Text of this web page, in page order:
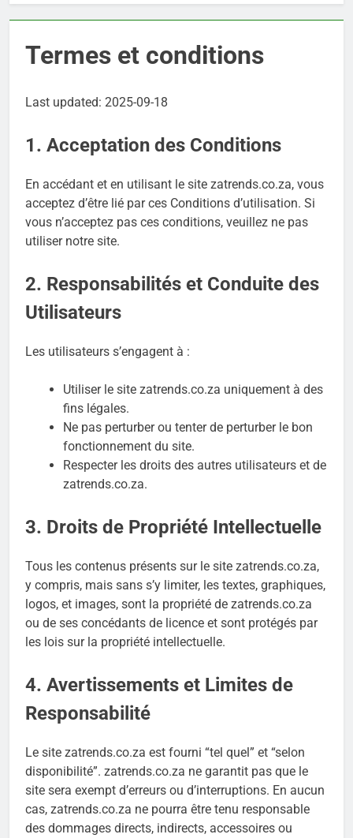
Termes et conditions
Last updated: 2025-09-18
1. Acceptation des Conditions
En accédant et en utilisant le site zatrends.co.za, vous
acceptez d’être lié par ces Conditions d’utilisation. Si
vous n’acceptez pas ces conditions, veuillez ne pas
utiliser notre site.
2. Responsabilités et Conduite des
Utilisateurs
Les utilisateurs s’engagent à :
Utiliser le site zatrends.co.za uniquement à des
fins légales.
Ne pas perturber ou tenter de perturber le bon
fonctionnement du site.
Respecter les droits des autres utilisateurs et de
zatrends.co.za.
3. Droits de Propriété Intellectuelle
Tous les contenus présents sur le site zatrends.co.za,
y compris, mais sans s’y limiter, les textes, graphiques,
logos, et images, sont la propriété de zatrends.co.za
ou de ses concédants de licence et sont protégés par
les lois sur la propriété intellectuelle.
4. Avertissements et Limites de
Responsabilité
Le site zatrends.co.za est fourni “tel quel” et “selon
disponibilité”. zatrends.co.za ne garantit pas que le
site sera exempt d’erreurs ou d’interruptions. En aucun
cas, zatrends.co.za ne pourra être tenu responsable
des dommages directs, indirects, accessoires ou